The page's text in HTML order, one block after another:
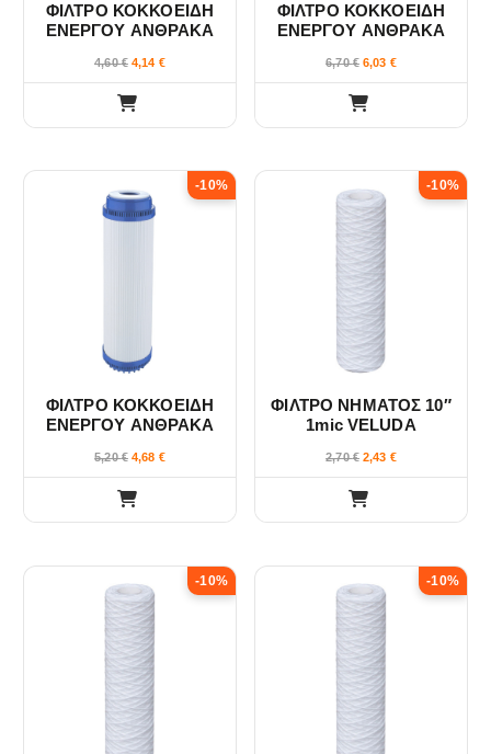
ΦΙΛΤΡΟ ΚΟΚΚΟΕΙΔΗ
ΕΝΕΡΓΟΥ ΑΝΘΡΑΚΑ
4,60€ 4,14 €
ΦΙΛΤΡΟ ΚΟΚΚΟΕΙΔΗ
ΕΝΕΡΓΟΥ ΑΝΘΡΑΚΑ
6,70€ 6,03 €
-10%
ΦΙΛΤΡΟ ΚΟΚΚΟΕΙΔΗ
ΕΝΕΡΓΟΥ ΑΝΘΡΑΚΑ
5,20€ 4,68 €
-10%
ΦΙΛΤΡΟ ΝΗΜΑΤΟΣ 10″
1mic VELUDA
2,70€ 2,43 €
-10% -10%